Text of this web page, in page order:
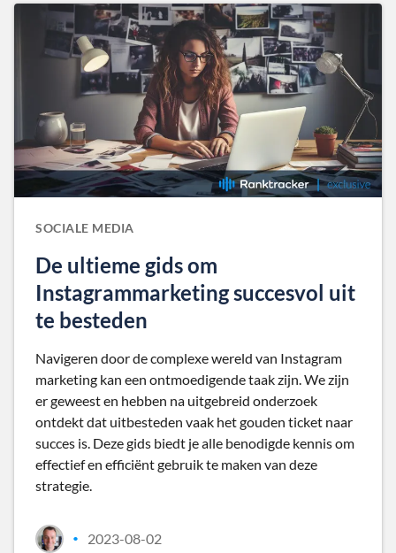
SOCIALE MEDIA
De ultieme gids om
Instagrammarketing succesvol uit
te besteden
Navigeren door de complexe wereld van Instagram
marketing kan een ontmoedigende taak zijn. We zijn
er geweest en hebben na uitgebreid onderzoek
ontdekt dat uitbesteden vaak het gouden ticket naar
succes is. Deze gids biedt je alle benodigde kennis om
effectief en efficiënt gebruik te maken van deze
strategie.
• 2023-08-02